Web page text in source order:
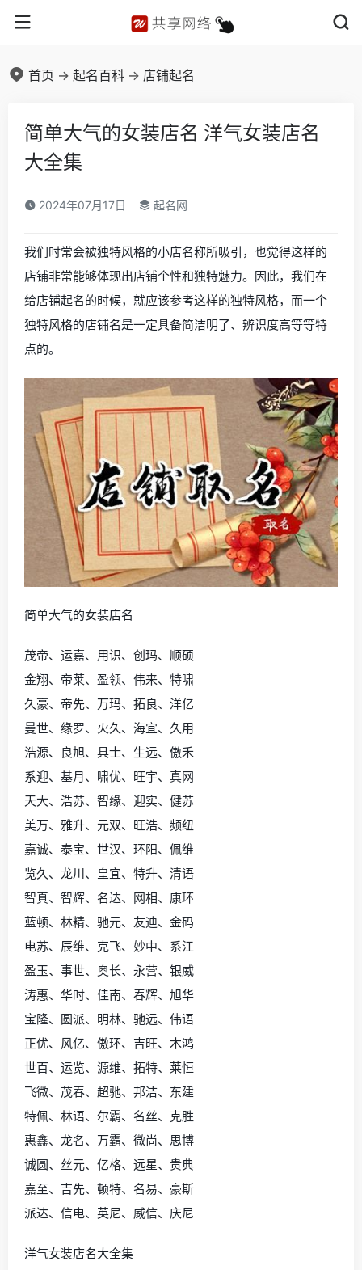
首页 -> 起名百科 -> 店铺起名
简单大气的女装店名 洋气女装店名
大全集
2024年07月17日 起名网
我们时常会被独特风格的小店名称所吸引，也觉得这样的
店铺非常能够体现出店铺个性和独特魅力。因此，我们在
给店铺起名的时候，就应该参考这样的独特风格，而一个
独特风格的店铺名是一定具备简洁明了、辨识度高等等特
点的。
简单大气的女装店名
茂帝、运嘉、用识、创玛、顺硕
金翔、帝莱、盈领、伟来、特啸
久豪、帝先、万玛、拓良、洋亿
曼世、缘罗、火久、海宜、久用
浩源、良旭、具士、生远、傲禾
系迎、基月、啸优、旺宇、真网
天大、浩苏、智缘、迎实、健苏
美万、雅升、元双、旺浩、频纽
嘉诚、泰宝、世汉、环阳、佩维
览久、龙川、皇宜、特升、清语
智真、智辉、名达、网相、康环
蓝顿、林精、驰元、友迪、金码
电苏、辰维、克飞、妙中、系江
盈玉、事世、奥长、永营、银威
涛惠、华时、佳南、春辉、旭华
宝隆、圆派、明林、驰远、伟语
正优、风亿、傲环、吉旺、木鸿
世百、运览、源维、拓特、莱恒
飞微、茂春、超驰、邦洁、东建
特佩、林语、尔霸、名丝、克胜
惠鑫、龙名、万霸、微尚、思博
诚圆、丝元、亿格、远星、贵典
嘉至、吉先、顿特、名易、豪斯
派达、信电、英尼、威信、庆尼
洋气女装店名大全集